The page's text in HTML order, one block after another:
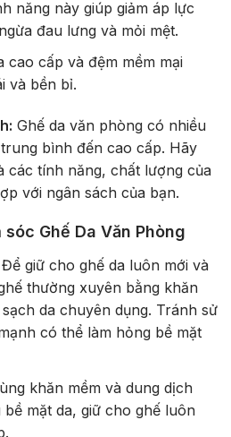
năng này giúp giảm áp lực
đau lưng và mỏi mệt.
cao cấp và đệm mềm mại
và bền bỉ.
Ghế da văn phòng có nhiều
bình đến cao cấp. Hãy
các tính năng, chất lượng của
với ngân sách của bạn.
Ghế Da Văn Phòng
Để giữ cho ghế da luôn mới và
thường xuyên bằng khăn
da chuyên dụng. Tránh sử
có thể làm hỏng bề mặt
khăn mềm và dung dịch
mặt da, giữ cho ghế luôn